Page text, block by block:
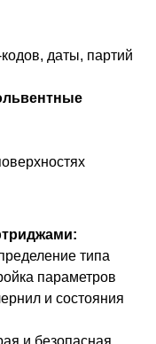
даты, партий
типа
параметров
и состояния
и безопасная